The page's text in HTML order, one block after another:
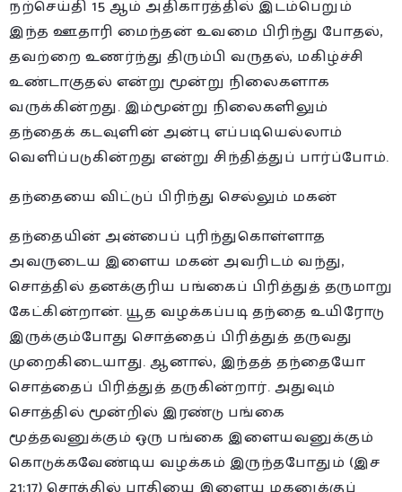
நற்செய்தி 15 ஆம் அதிகாரத்தில் இடம்பெறும்
இந்த ஊதாரி மைந்தன் உவமை பிரிந்து போதல்,
தவற்றை உணர்ந்து திரும்பி வருதல், மகிழ்ச்சி
உண்டாகுதல் என்று மூன்று நிலைகளாக
வருக்கின்றது. இம்மூன்று நிலைகளிலும்
தந்தைக் கடவுளின் அன்பு எப்படியெல்லாம்
வெளிப்படுகின்றது என்று சிந்தித்துப் பார்ப்போம்.
தந்தையை விட்டுப் பிரிந்து செல்லும் மகன்
தந்தையின் அன்பைப் புரிந்துகொள்ளாத
அவருடைய இளைய மகன் அவரிடம் வந்து,
சொத்தில் தனக்குரிய பங்கைப் பிரித்துத் தருமாறு
கேட்கின்றான். யூத வழக்கப்படி தந்தை உயிரோடு
இருக்கும்போது சொத்தைப் பிரித்துத் தருவது
முறைகிடையாது. ஆனால், இந்தத் தந்தையோ
சொத்தைப் பிரித்துத் தருகின்றார். அதுவும்
சொத்தில் மூன்றில் இரண்டு பங்கை
மூத்தவனுக்கும் ஒரு பங்கை இளையவனுக்கும்
கொடுக்கவேண்டிய வழக்கம் இருந்தபோதும் (இச